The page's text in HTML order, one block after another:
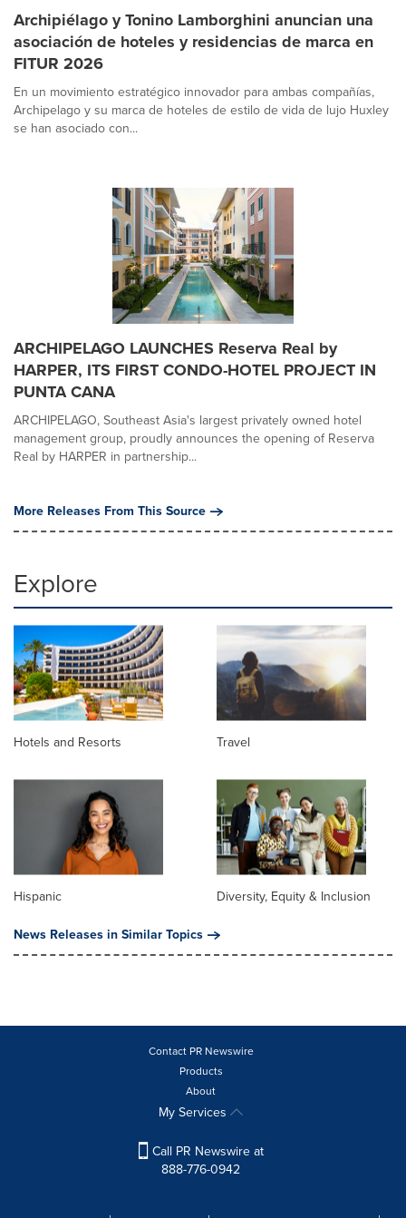
Archipiélago y Tonino Lamborghini anuncian una
asociación de hoteles y residencias de marca en
FITUR 2026
En un movimiento estratégico innovador para ambas compañías,
Archipelago y su marca de hoteles de estilo de vida de lujo Huxley
se han asociado con...
ARCHIPELAGO LAUNCHES Reserva Real by
HARPER, ITS FIRST CONDO-HOTEL PROJECT IN
PUNTA CANA
ARCHIPELAGO, Southeast Asia's largest privately owned hotel
management group, proudly announces the opening of Reserva
Real by HARPER in partnership...
More Releases From This Source
Explore
Hotels and Resorts Travel
Hispanic
Diversity, Equity & Inclusion
News Releases in Similar Topics
Contact PR Newswire
Products
About
My Services
Call PR Newswire at
888-776-0942